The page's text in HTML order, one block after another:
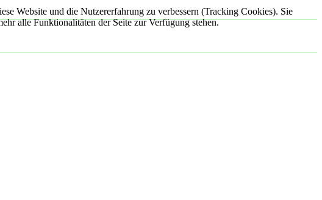
Website und die Nutzererfahrung zu verbessern (Tracking Cookies). Sie
alle Funktionalitäten der Seite zur Verfügung stehen.